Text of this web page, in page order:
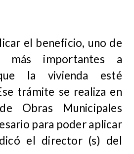
el beneficio, uno de
más importantes a
la vivienda esté
trámite se realiza en
Obras Municipales
para poder aplicar
el director (s) del